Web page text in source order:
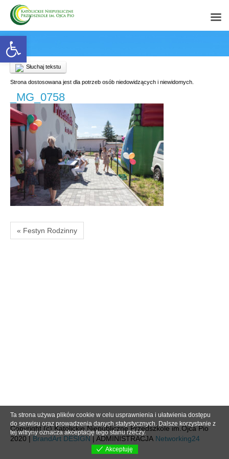
Open toolbar
Słuchaj tekstu
Strona dostosowana jest dla potrzeb osób niedowidzących i niewidomych.
_MG_0758
« Festyn Rodzinny
Copyright (c) Katolickie Niepubliczne Przedszkole im.Ojca Pio
2020 | BrandArt DESIGN | ADMINISTRACJA Networking24
Ta strona używa plików cookie w celu usprawnienia i ułatwienia dostępu
do serwisu oraz prowadzenia danych statystycznych. Dalsze korzystanie z
tej witryny oznacza akceptację tego stanu rzeczy.
Akceptuję